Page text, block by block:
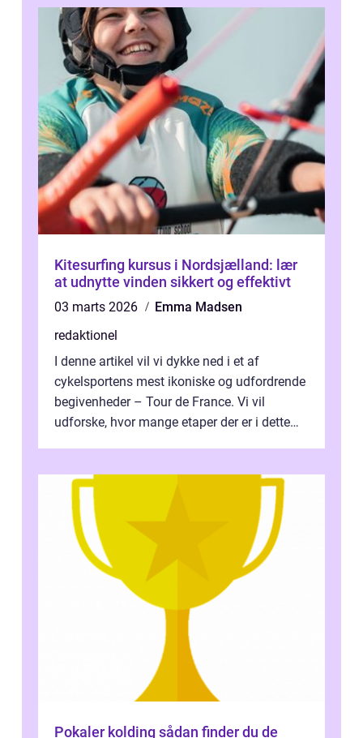
Kitesurfing kursus i Nordsjælland: lær
at udnytte vinden sikkert og effektivt
03 marts 2026
Emma Madsen
redaktionel
I denne artikel vil vi dykke ned i et af
cykelsportens mest ikoniske og udfordrende
begivenheder – Tour de France. Vi vil
udforske, hvor mange etaper der er i dette
Pokaler kolding sådan finder du de